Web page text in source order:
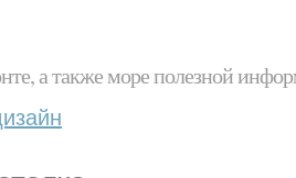
а также море полезной